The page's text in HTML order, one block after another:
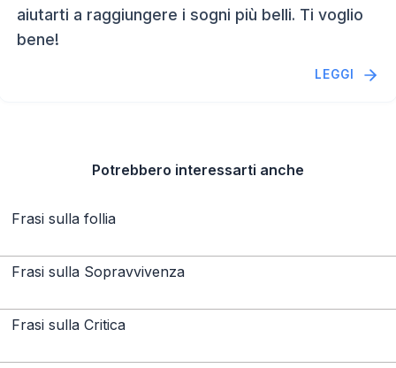
aiutarti a raggiungere i sogni più belli. Ti voglio
bene!
LEGGI
Potrebbero interessarti anche
Frasi sulla follia
Frasi sulla Sopravvivenza
Frasi sulla Critica